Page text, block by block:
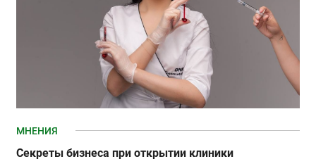
МНЕНИЯ
Секреты бизнеса при открытии клиники